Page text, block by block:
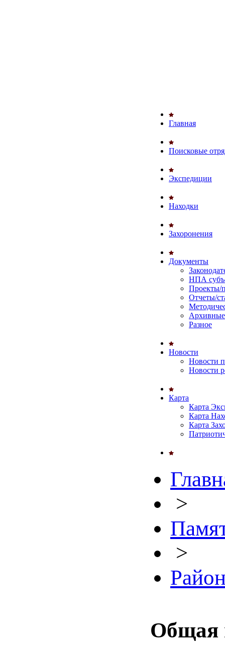
Главная
Поисковые
Экспедиции
Находки
Захоронения
Документы
НПА
Проекты/
Отчеты/
Разное
Новости
Новости
Новости
Карта
Карта
Карта
Карта
>
>
Общая